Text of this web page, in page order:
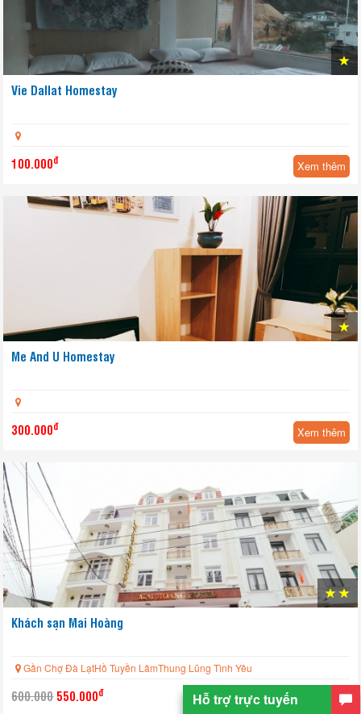
Vie Dallat Homestay
100.000đ Xem thêm
Me And U Homestay
300.000đ Xem thêm
Khách sạn Mai Hoàng
Gần Chợ Đà LạtHồ Tuyền LâmThung Lũng Tình Yêu
600.000 550.000đ Xem thêm
Hỗ trợ trực tuyến